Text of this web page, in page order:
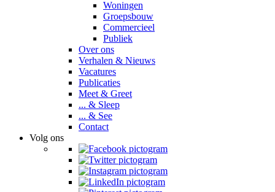
Woningen
Groepsbouw
Commercieel
Publiek
Over ons
Verhalen & Nieuws
Vacatures
Publicaties
Meet & Greet
... & Sleep
... & See
Contact
Volg ons